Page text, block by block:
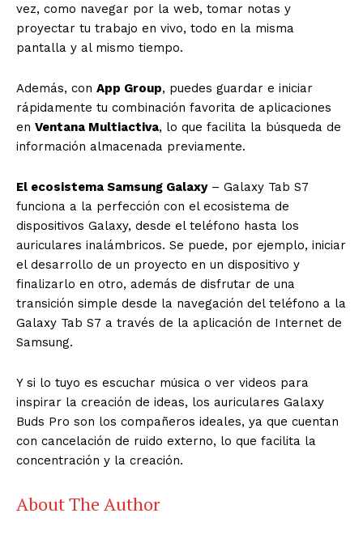
vez, como navegar por la web, tomar notas y
proyectar tu trabajo en vivo, todo en la misma
pantalla y al mismo tiempo.
Además, con App Group, puedes guardar e iniciar
rápidamente tu combinación favorita de aplicaciones
en Ventana Multiactiva, lo que facilita la búsqueda de
información almacenada previamente.
El ecosistema Samsung Galaxy– Galaxy Tab S7
funciona a la perfección con el ecosistema de
dispositivos Galaxy, desde el teléfono hasta los
auriculares inalámbricos. Se puede, por ejemplo, iniciar
el desarrollo de un proyecto en un dispositivo y
finalizarlo en otro, además de disfrutar de una
transición simple desde la navegación del teléfono a la
Galaxy Tab S7 a través de la aplicación de Internet de
Samsung.
Y si lo tuyo es escuchar música o ver videos para
inspirar la creación de ideas, los auriculares Galaxy
Buds Pro son los compañeros ideales, ya que cuentan
con cancelación de ruido externo, lo que facilita la
concentración y la creación.
About The Author